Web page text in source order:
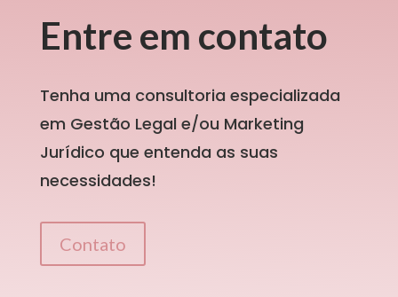
Entre em contato
Tenha uma consultoria especializada
em Gestão Legal e/ou Marketing
Jurídico que entenda as suas
necessidades!
Contato